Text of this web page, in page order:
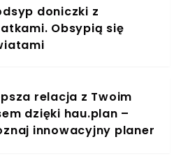
doniczki z
Obsypią się
relacja z Twoim
dzięki hau.plan –
innowacyjny planer